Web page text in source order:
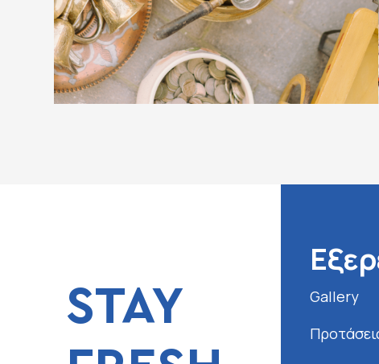
STAY
Gallery